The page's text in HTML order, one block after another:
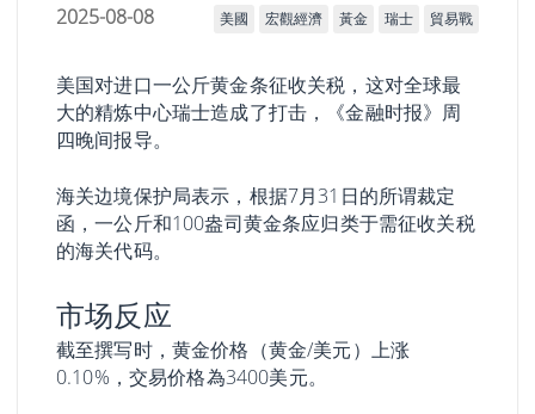
2025-08-08 美國 宏觀經濟 黃金 瑞士 貿易戰
美国对进口一公斤黄金条征收关税，这对全球最
大的精炼中心瑞士造成了打击，《金融时报》周
四晚间报导。
海关边境保护局表示，根据7月31日的所谓裁定
函，一公斤和100盎司黄金条应归类于需征收关税
的海关代码。
市场反应
截至撰写时，黄金价格（黄金/美元）上涨
0.10%，交易价格為3400美元。